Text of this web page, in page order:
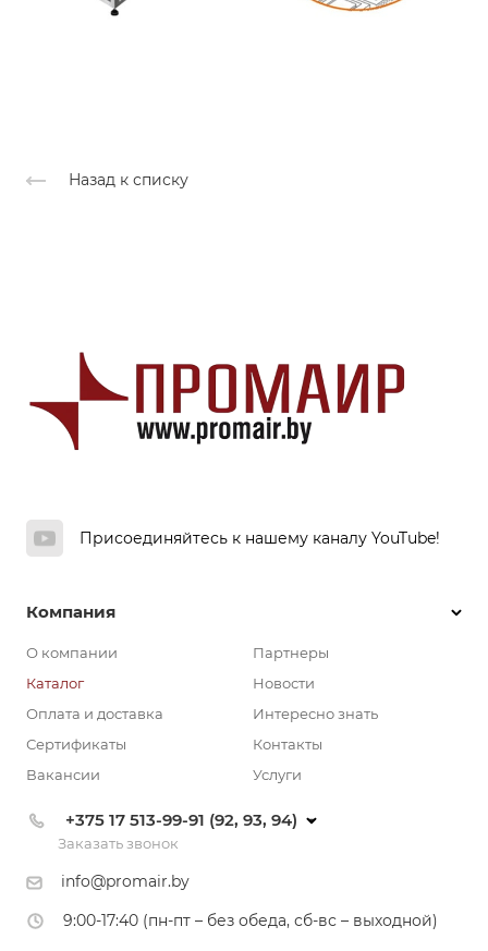
Назад к списку
Присоединяйтесь к нашему каналу YouTube!
Компания
О компании
Каталог
Оплата и доставка
Сертификаты
Вакансии
Партнеры
Новости
Интересно знать
Контакты
Услуги
+375 17 513-99-91 (92, 93, 94)
Заказать звонок
info@promair.by
9:00-17:40 (пн-пт – без обеда, сб-вс – выходной)